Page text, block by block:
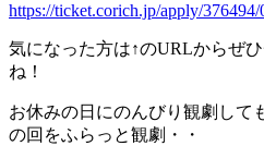
https://ticket.corich.jp/apply/376494/
気になった方は↑のURLからぜ
ね！
お休みの日にのんびり観劇して
の回をふらっと観劇・・